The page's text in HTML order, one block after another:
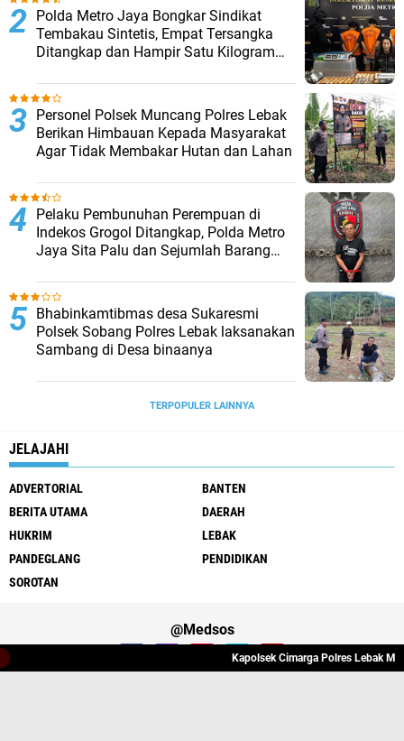
‎Polda Metro Jaya Bongkar Sindikat
Tembakau Sintetis, Empat Tersangka
Ditangkap dan Hampir Satu Kilogram
Personel Polsek Muncang Polres Lebak
Berikan Himbauan Kepada Masyarakat
Agar Tidak Membakar Hutan dan Lahan
Pelaku Pembunuhan Perempuan di
Indekos Grogol Ditangkap, Polda Metro
Jaya Sita Palu dan Sejumlah Barang
Bhabinkamtibmas desa Sukaresmi
Polsek Sobang Polres Lebak laksanakan
Sambang di Desa binaanya
TERPOPULER LAINNYA
JELAJAHI
ADVERTORIAL
BANTEN
BERITA UTAMA
DAERAH
HUKRIM
LEBAK
PANDEGLANG
PENDIDIKAN
SOROTAN
@Medsos
Kapolsek Cimarga Polres Lebak